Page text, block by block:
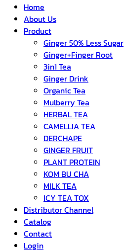
Home
About Us
Product
Ginger 50% Less Sugar
Ginger+Finger Root
3in1 Tea
Ginger Drink
Organic Tea
Mulberry Tea
HERBAL TEA
CAMELLIA TEA
DERCHAPE
GINGER FRUIT
PLANT PROTEIN
KOM BU CHA
MILK TEA
ICY TEA TOX
Distributor Channel
Catalog
Contact
Login